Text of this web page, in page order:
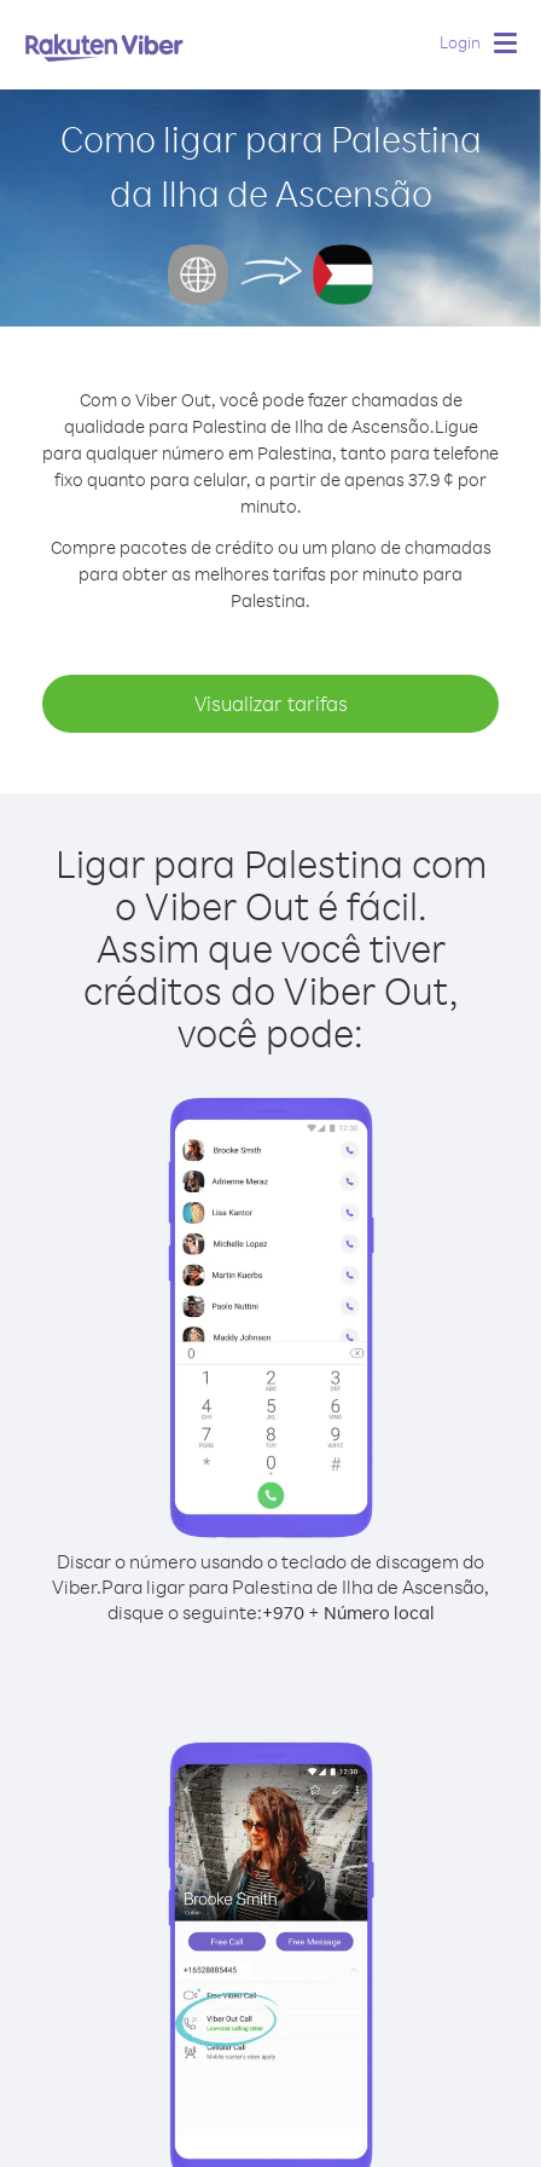
Login
Como ligar para Palestina
da Ilha de Ascensão
Com o Viber Out, você pode fazer chamadas de
qualidade para Palestina de Ilha de Ascensão.Ligue
para qualquer número em Palestina, tanto para telefone
fixo quanto para celular, a partir de apenas 37.9 ¢ por
minuto.
Compre pacotes de crédito ou um plano de chamadas
para obter as melhores tarifas por minuto para
Palestina.
Visualizar tarifas
Ligar para Palestina com
o Viber Out é fácil.
Assim que você tiver
créditos do Viber Out,
você pode:
Discar o número usando o teclado de discagem do
Viber.Para ligar para Palestina de Ilha de Ascensão,
disque o seguinte:+970+ Número local